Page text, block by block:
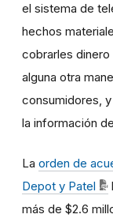
el sistema de
hechos
cobrarles
alguna otra
consumidores,
la información
La orden de
Depot y Patel
más de $2.6